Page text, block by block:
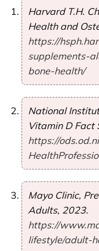
Harvard T.H.
Health and
https://
supplements-
bone-health/
National
Vitamin D Fact
https://
Mayo Clinic,
Adults, 2023.
https://
lifestyle/adult-